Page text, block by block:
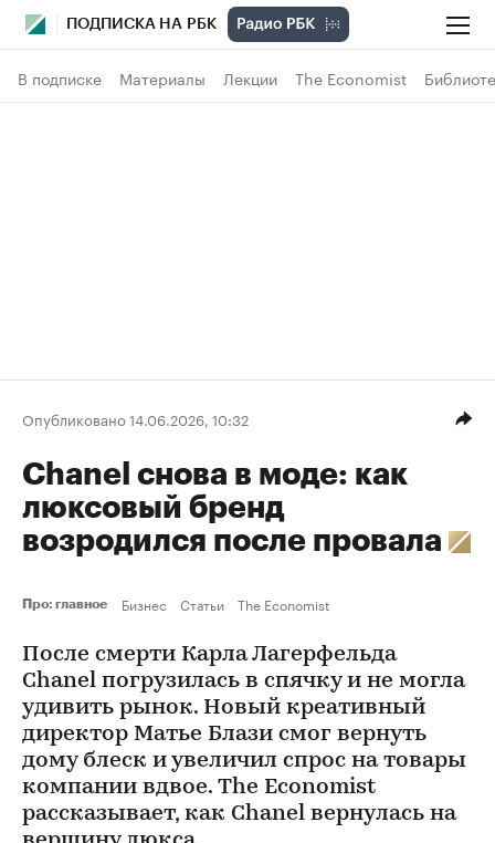
ПОДПИСКА НА РБК
В подписке Материалы Лекции The Economist
Опубликовано 14.06.2026, 10:32
Chanel снова в моде: как
люксовый бренд
возродился после провала
Про: главное Бизнес Статьи The Economist
После смерти Карла Лагерфельда
Chanel погрузилась в спячку и не могла
удивить рынок. Новый креативный
директор Матье Блази смог вернуть
дому блеск и увеличил спрос на товары
компании вдвое. The Economist
рассказывает, как Chanel вернулась на